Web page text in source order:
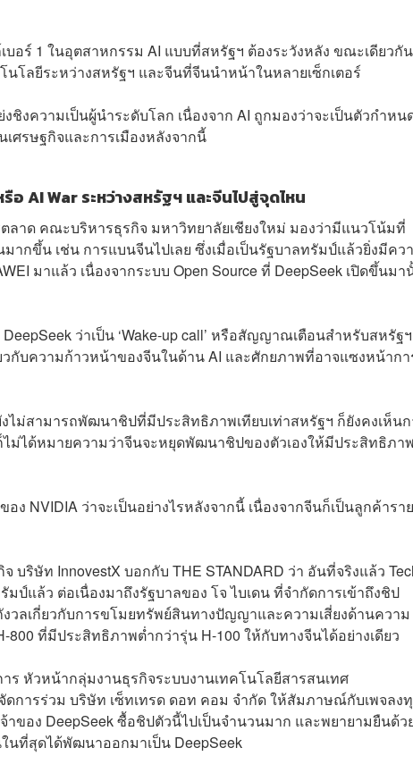
บอร์ 1 ในอุตสาหกรรม AI แบบที่สหรัฐฯ ต้องระวังหลัง ขณะเดียวกั
โลยีระหว่างสหรัฐฯ และจีนที่จีนนำหน้าในหลายเซ็กเตอร์
ชิงความเป็นผู้นำระดับโลก เนื่องจาก AI ถูกมองว่าจะเป็นตัวกำหน
ศรษฐกิจและการเมืองหลังจากนี้
อ AI War ระหว่างสหรัฐฯ และจีนไปสู่จุดไหน
ลาด คณะบริหารธุรกิจ มหาวิทยาลัยเชียงใหม่ มองว่ามีแนวโน้มที่
ากขึ้น เช่น การแบนจีนไปเลย ซึ่งเมื่อเป็นรัฐบาลทรัมป์แล้วยิ่งมีคว
มาแล้ว เนื่องจากระบบ Open Source ที่ DeepSeek เปิดขึ้นมา
ว่าเป็น ‘Wake-up call’ หรือสัญญาณเตือนสำหรับสหรัฐ
กับความก้าวหน้าของจีนในด้าน AI และศักยภาพที่อาจแซงหน้าก
ไม่สามารถพัฒนาชิปที่มีประสิทธิภาพเทียบเท่าสหรัฐฯ ก็ยังคงเห็น
ม่ได้หมายความว่าจีนจะหยุดพัฒนาชิปของตัวเองให้มีประสิทธิภา
ง NVIDIA ว่าจะเป็นอย่างไรหลังจากนี้ เนื่องจากจีนก็เป็นลูกค้าราย
ริษัท InnovestX บอกกับ THE STANDARD ว่า อันที่จริงแล้ว
ป์แล้ว ต่อเนื่องมาถึงรัฐบาลของ โจ ไบเดน ที่จำกัดการเข้าถึงชิป
วลเกี่ยวกับการขโมยทรัพย์สินทางปัญญาและความเสี่ยงด้านความ
ที่มีประสิทธิภาพต่ำกว่ารุ่น H-100 ให้กับทางจีนได้อย่างเดียว
หัวหน้ากลุ่มงานธุรกิจระบบงานเทคโนโลยีสารสนเทศ
การร่วม บริษัท เซ็ทเทรด ดอท คอม จำกัด ให้สัมภาษณ์กับเพจลง
าของ DeepSeek ซื้อชิปตัวนี้ไปเป็นจำนวนมาก และพยายามยืนด้ว
นที่สุดได้พัฒนาออกมาเป็น DeepSeek